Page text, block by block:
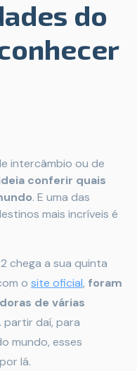
do
intercâmbio ou de
conferir quais
. E uma das
mais incríveis é
chega a sua quinta
o site oficial, foram
de várias
partir daí, para
mundo, esses
lá.